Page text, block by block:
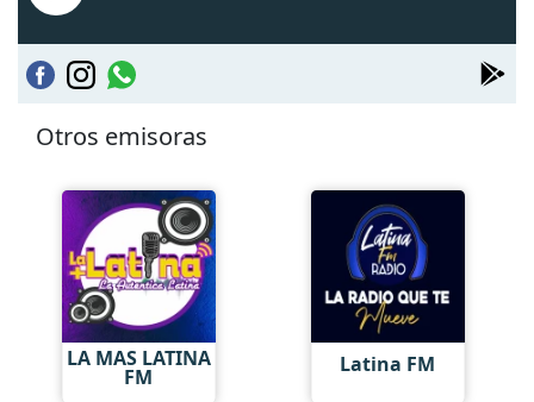
Otros emisoras
LA MAS LATINA
FM Latina FM